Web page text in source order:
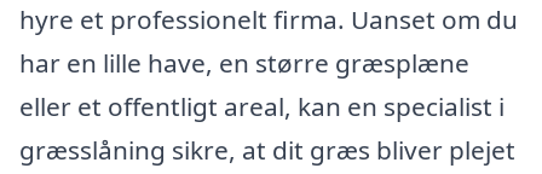
hyre et professionelt firma. Uanset om du
har en lille have, en større græsplæne
eller et offentligt areal, kan en specialist i
græsslåning sikre, at dit græs bliver plejet